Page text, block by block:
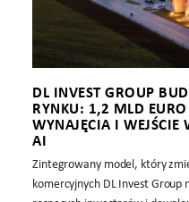
DL INVEST GROUP
RYNKU: 1,2 MLD
WYNAJĘCIA I WEJŚCIE
AI
Zintegrowany model, który
komercyjnych DL Invest Group